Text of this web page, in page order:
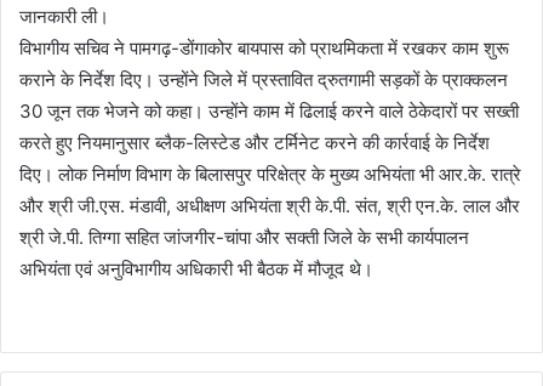
जानकारी ली।
विभागीय सचिव ने पामगढ़-डोंगाकोर बायपास को प्राथमिकता में रखकर काम शुरू
कराने के निर्देश दिए। उन्होंने जिले में प्रस्तावित द्रुतगामी सड़कों के प्राक्कलन
30 जून तक भेजने को कहा। उन्होंने काम में ढिलाई करने वाले ठेकेदारों पर सख्ती
करते हुए नियमानुसार ब्लैक-लिस्टेड और टर्मिनेट करने की कार्रवाई के निर्देश
दिए। लोक निर्माण विभाग के बिलासपुर परिक्षेत्र के मुख्य अभियंता भी आर.के. रात्रे
और श्री जी.एस. मंडावी, अधीक्षण अभियंता श्री के.पी. संत, श्री एन.के. लाल और
श्री जे.पी. तिग्गा सहित जांजगीर-चांपा और सक्ती जिले के सभी कार्यपालन
अभियंता एवं अनुविभागीय अधिकारी भी बैठक में मौजूद थे।